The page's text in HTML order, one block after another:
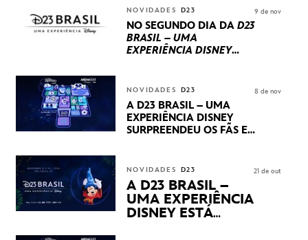
INTERNACIONAIS E
PRODUÇÕES BRASILEIRAS
NOVIDADES D23
NO SEGUNDO DIA DA D23
BRASIL – UMA
EXPERIÊNCIA DISNEY
STUDIOS REVELARAM
PRÉVIAS E NOVIDADES
DOS SEUS PRÓXIMOS
LANÇAMENTOS
9 de nov
NOVIDADES D23
A D23 BRASIL – UMA
EXPERIÊNCIA DISNEY
SURPREENDEU OS FÃS EM
APRESENTAÇÕES E
PRODUTOS EXCLUSIVOS
NO TRANSAMÉRICA EXPO
CENTER EM SÃO PAULO
8 de nov
NOVIDADES D23
A D23 BRASIL –
UMA EXPERIÊNCIA
DISNEY ESTÁ
21 de out